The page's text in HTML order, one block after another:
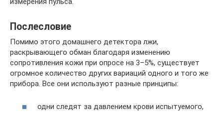
Послесловие
Помимо этого домашнего детектора лжи,
раскрывающего обман благодаря изменению
сопротивления кожи при опросе на 3–5%, существует
огромное количество других вариаций одного и того же
прибора. Все они используют разные принципы:
одни следят за давлением крови испытуемого,